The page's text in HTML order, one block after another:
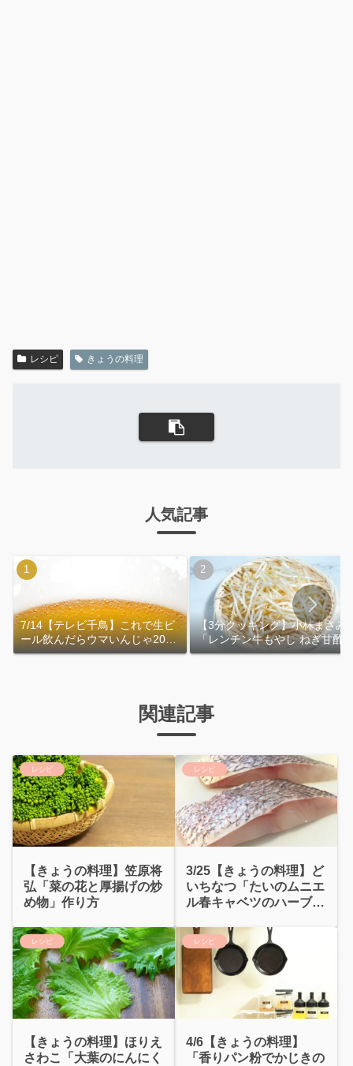
レシピ きょうの料理
人気記事
7/14【テレビ千鳥】これで生ビ
ール飲んだらウマいんじゃ2026
｜おおよその作り方
【3分クッキング】小林まさみ
「レンチン牛もやし ねぎ甘酢
れ」作り方
関連記事
レシピ
【きょうの料理】笠原将
弘「菜の花と厚揚げの炒
め物」作り方
レシピ
3/25【きょうの料理】ど
いちなつ「たいのムニエ
ル春キャベツのハーブ蒸
レシピ
【きょうの料理】ほりえ
さわこ「大葉のにんにく
レシピ
4/6【きょうの料理】
「香りパン粉でかじきの